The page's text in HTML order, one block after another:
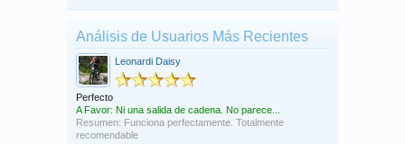
Análisis de Usuarios Más Recientes
Leonardi Daisy
Perfecto
A Favor: Ni una salida de cadena. No parece...
Resumen: Funciona perfectamente. Totalmente
recomendable